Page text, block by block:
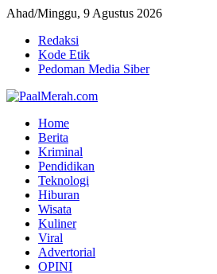
Ahad/Minggu, 9 Agustus 2026
Redaksi
Kode Etik
Pedoman Media Siber
Home
Berita
Kriminal
Pendidikan
Teknologi
Hiburan
Wisata
Kuliner
Viral
Advertorial
OPINI